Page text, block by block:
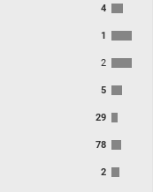
4
1
2
5
29
78
2